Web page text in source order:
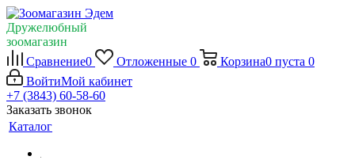
Дружелюбный
зоомагазин
Сравнение0 Отложенные 0 Корзина0 пуста 0
ВойтиМой кабинет
+7 (3843) 60-58-60
Заказать звонок
Каталог